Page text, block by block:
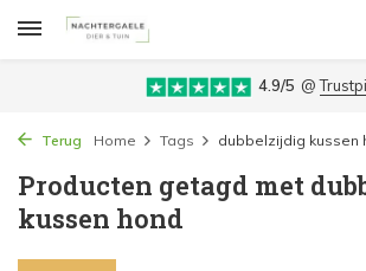
4.9/5 @
Terug Home Tags dubbelzijdig kussen
Producten getagd met
kussen hond